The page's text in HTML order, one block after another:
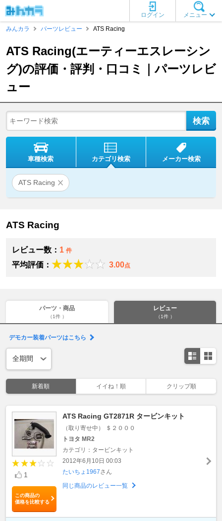
メニュー
ログイン
みんカラ
パーツレビュー ATS Racing
ATS Racing(エーティーエスレーシン
グ)の評価・評判・口コミ｜パーツレビ
ュー
車種検索 カテゴリ検索 メーカー検索
ATS Racing
ATS Racing
レビュー数： 1 件
平均評価： 3.00点
パーツ・商品
（1件 ）
レビュー
（1件 ）
デモカー装着パーツはこちら
新着順 イイね！順 クリップ順
1
この商品の
価格を比較する
ATS Racing GT2871R タービンキット
（取り寄せ中） ＄２０００
トヨタ MR2
カテゴリ：タービンキット
2012年6月10日 00:03
たいちょ1967さん
同じ商品のレビュー一覧